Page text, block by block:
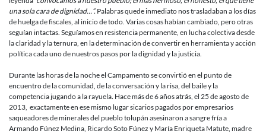
una sola cara de dignidad…”. Palabras quede inmediato nos trasladaban a los días
de huelga de fiscales, al inicio de todo. Varias cosas habían cambiado, pero otras
seguían intactas. Seguíamos en resistencia permanente, en lucha colectiva desde
la claridad y la ternura, en la determinación de convertir en herramienta y acción
política cada uno de nuestros pasos por la dignidad y la justicia.
Durante las horas de la noche el Campamento se convirtió en el punto de
encuentro de la comunidad, de la conversación y la risa, del baile y la
competencia jugando a la rayuela. Hace más de 6 años atrás, el 25 de agosto de
2013, exactamente en ese mismo lugar sicarios pagados por empresarios
saqueadores de minerales del pueblo tolupán asesinaron a sangre fría a
Armando Fúnez Medina, Ricardo Soto Fúnez y María Enriqueta Matute, madre